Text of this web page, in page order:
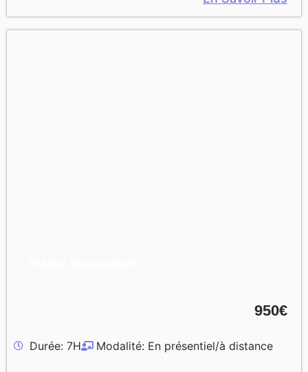
950€
Durée: 7H Modalité: En présentiel/à distance